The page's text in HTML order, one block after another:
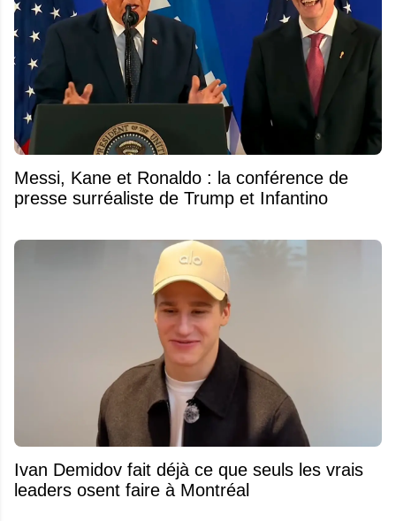
Messi, Kane et Ronaldo : la conférence de
presse surréaliste de Trump et Infantino
Ivan Demidov fait déjà ce que seuls les vrais
leaders osent faire à Montréal